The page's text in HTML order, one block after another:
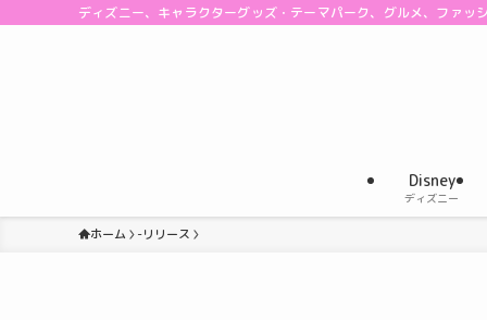
ディズニー、キャラクターグッズ・テーマパーク、グルメ、ファッ
Disney
ディズニー
ホーム -リリース